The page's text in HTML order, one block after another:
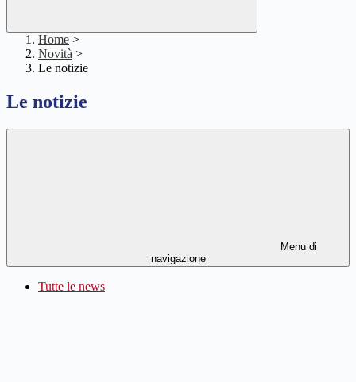
Home >
Novità >
Le notizie
Le notizie
Menu di
navigazione
Tutte le news